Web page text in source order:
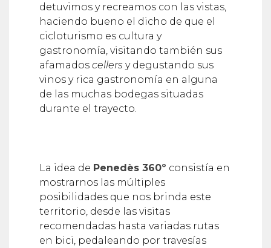
detuvimos y recreamos con las vistas,
haciendo bueno el dicho de que el
cicloturismo es cultura y
gastronomía, visitando también sus
afamados cellers y degustando sus
vinos y rica gastronomía en alguna
de las muchas bodegas situadas
durante el trayecto.
La idea de Penedès 360º consistía en
mostrarnos las múltiples
posibilidades que nos brinda este
territorio, desde las visitas
recomendadas hasta variadas rutas
en bici, pedaleando por travesías